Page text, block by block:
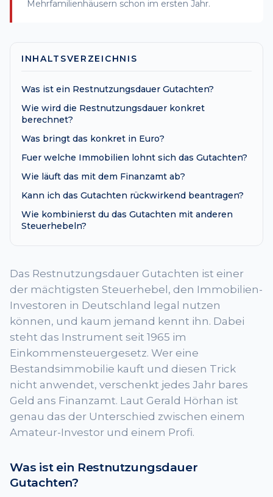
Mehrfamilienhäusern schon im ersten Jahr.
INHALTSVERZEICHNIS
Was ist ein Restnutzungsdauer Gutachten?
Wie wird die Restnutzungsdauer konkret
berechnet?
Was bringt das konkret in Euro?
Fuer welche Immobilien lohnt sich das Gutachten?
Wie läuft das mit dem Finanzamt ab?
Kann ich das Gutachten rückwirkend beantragen?
Wie kombinierst du das Gutachten mit anderen
Steuerhebeln?
Das Restnutzungsdauer Gutachten ist einer
der mächtigsten Steuerhebel, den Immobilien-
Investoren in Deutschland legal nutzen
können, und kaum jemand kennt ihn. Dabei
steht das Instrument seit 1965 im
Einkommensteuergesetz. Wer eine
Bestandsimmobilie kauft und diesen Trick
nicht anwendet, verschenkt jedes Jahr bares
Geld ans Finanzamt. Laut Gerald Hörhan ist
genau das der Unterschied zwischen einem
Amateur-Investor und einem Profi.
Was ist ein Restnutzungsdauer
Gutachten?